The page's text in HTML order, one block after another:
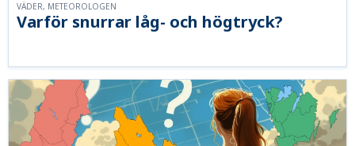
Varför snurrar låg- och högtryck?
VÄDER, METEOROLOGEN